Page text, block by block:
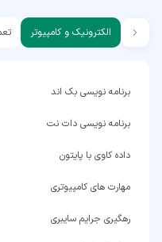
الکترونیک و کامپیوتر
برنامه نویسی بک اند
برنامه نویسی دات نت
داده کاوی با پایتون
مهارت های کامپیوتری
رهگیری جرایم سایبری